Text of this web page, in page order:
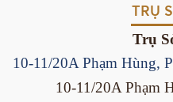
TRỤ
Trụ
10-11/20A Phạm Hùng,
10-11/20A Phạm